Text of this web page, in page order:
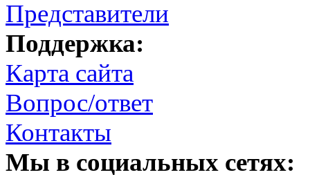
Представители
Поддержка:
Карта сайта
Вопрос/ответ
Контакты
Мы в социальных сетях: